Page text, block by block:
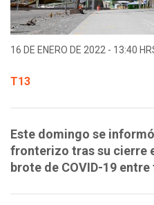
16 DE ENERO DE 2022 - 13:40
T13
Este domingo se
fronterizo tras su cierre
brote de COVID-19